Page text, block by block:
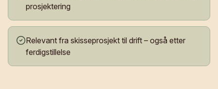
prosjektering
Relevant fra skisseprosjekt til drift – også etter
ferdigstillelse